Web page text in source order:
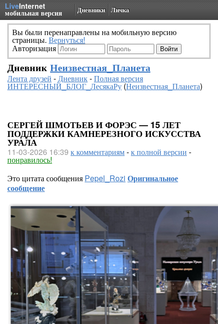
LiveInternet
мобильная версия Дневники Личка
Вы были перенаправлены на мобильную версию
страницы. Вернуться!
Авторизация
Дневник Неизвестная_Планета
Лента друзей -Дневник-Полная версия
ИНТЕРЕСНЫЙ_БЛОГ_ЛесякаРу(Неизвестная_Планета)
СЕРГЕЙ ШМОТЬЕВ И ФОРЭС — 15 ЛЕТ
ПОДДЕРЖКИ КАМНЕРЕЗНОГО ИСКУССТВА
УРАЛА
11-03-2026 16:39 к комментариям-к полной версии -
понравилось!
Это цитата сообщения Pepel_Rozi Оригинальное
сообщение